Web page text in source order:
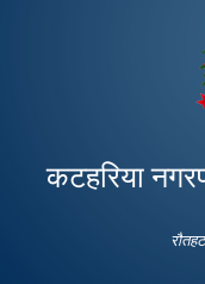
कटहरिया